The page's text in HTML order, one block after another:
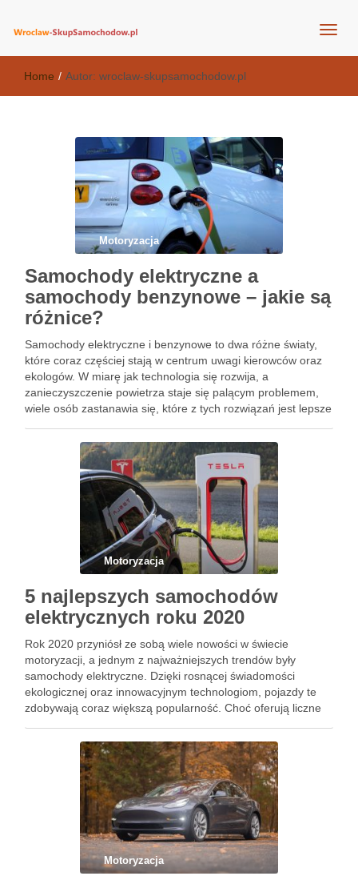
wroclaw-skupsamochodow.pl
Home / Autor: wroclaw-skupsamochodow.pl
Motoryzacja
Samochody elektryczne a
samochody benzynowe – jakie są
różnice?
Samochody elektryczne i benzynowe to dwa różne światy,
które coraz częściej stają w centrum uwagi kierowców oraz
ekologów. W miarę jak technologia się rozwija, a
zanieczyszczenie powietrza staje się palącym problemem,
wiele osób zastanawia się, które z tych rozwiązań jest lepsze
Motoryzacja
5 najlepszych samochodów
elektrycznych roku 2020
Rok 2020 przyniósł ze sobą wiele nowości w świecie
motoryzacji, a jednym z najważniejszych trendów były
samochody elektryczne. Dzięki rosnącej świadomości
ekologicznej oraz innowacyjnym technologiom, pojazdy te
zdobywają coraz większą popularność. Choć oferują liczne
systemy, nie są wolne od pewnych ograniczeń. W …
Motoryzacja